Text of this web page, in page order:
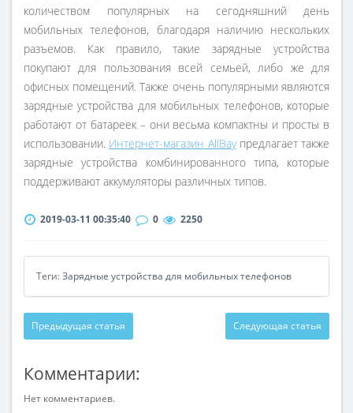
количеством популярных на сегодняшний день
мобильных телефонов, благодаря наличию нескольких
разъемов. Как правило, такие зарядные устройства
покупают для пользования всей семьей, либо же для
офисных помещений. Также очень популярными являются
зарядные устройства для мобильных телефонов, которые
работают от батареек – они весьма компактны и просты в
использовании. Интернет-магазин AllBayпредлагает также
зарядные устройства комбинированного типа, которые
поддерживают аккумуляторы различных типов.
2019-03-11 00:35:40 0 2250
Теги:Зарядные устройства для мобильных телефонов
Предыдущая статья Следующая статья
Комментарии:
Нет комментариев.